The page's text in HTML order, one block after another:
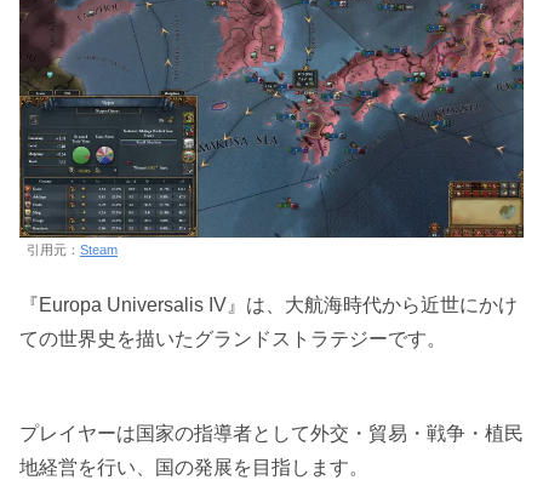
引用元： Steam
『Europa Universalis IV』は、大航海時代から近世にかけ
ての世界史を描いたグランドストラテジーです。
プレイヤーは国家の指導者として外交・貿易・戦争・植民
地経営を行い、国の発展を目指します。